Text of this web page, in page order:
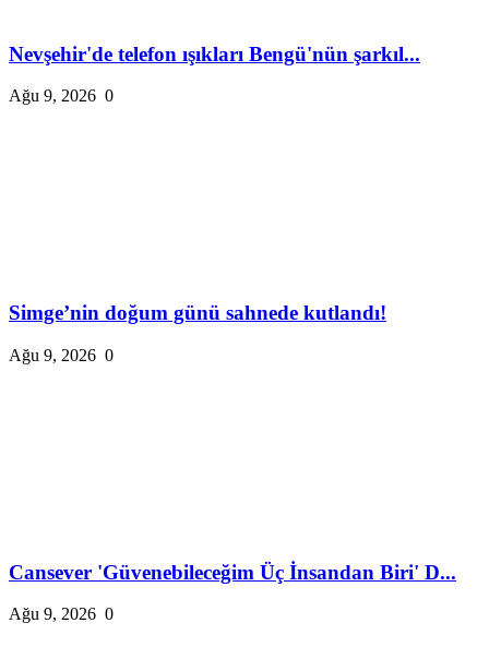
Nevşehir'de telefon ışıkları Bengü'nün şarkıl...
Ağu 9, 2026 0
Simge’nin doğum günü sahnede kutlandı!
Ağu 9, 2026 0
Cansever 'Güvenebileceğim Üç İnsandan Biri' D...
Ağu 9, 2026 0